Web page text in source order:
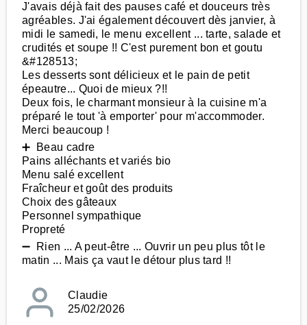
J'avais déjà fait des pauses café et douceurs très
agréables. J'ai également découvert dès janvier, à
midi le samedi, le menu excellent ... tarte, salade et
crudités et soupe !! C'est purement bon et goutu
&#128513;
Les desserts sont délicieux et le pain de petit
épeautre... Quoi de mieux ?!!
Deux fois, le charmant monsieur à la cuisine m'a
préparé le tout 'à emporter' pour m'accommoder.
Merci beaucoup !
➕ Beau cadre
Pains alléchants et variés bio
Menu salé excellent
Fraîcheur et goût des produits
Choix des gâteaux
Personnel sympathique
Propreté
➖ Rien ... A peut-être ... Ouvrir un peu plus tôt le
matin ... Mais ça vaut le détour plus tard !!
Claudie
25/02/2026